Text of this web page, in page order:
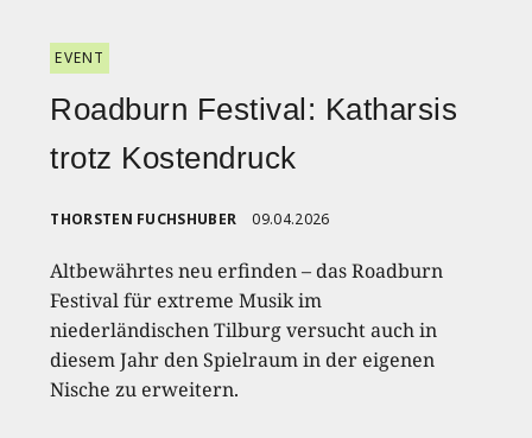
EVENT
Roadburn Festival: Katharsis
trotz Kostendruck
THORSTEN FUCHSHUBER 09.04.2026
Altbewährtes neu erfinden – das Roadburn
Festival für extreme Musik im
niederländischen Tilburg versucht auch in
diesem Jahr den Spielraum in der eigenen
Nische zu erweitern.